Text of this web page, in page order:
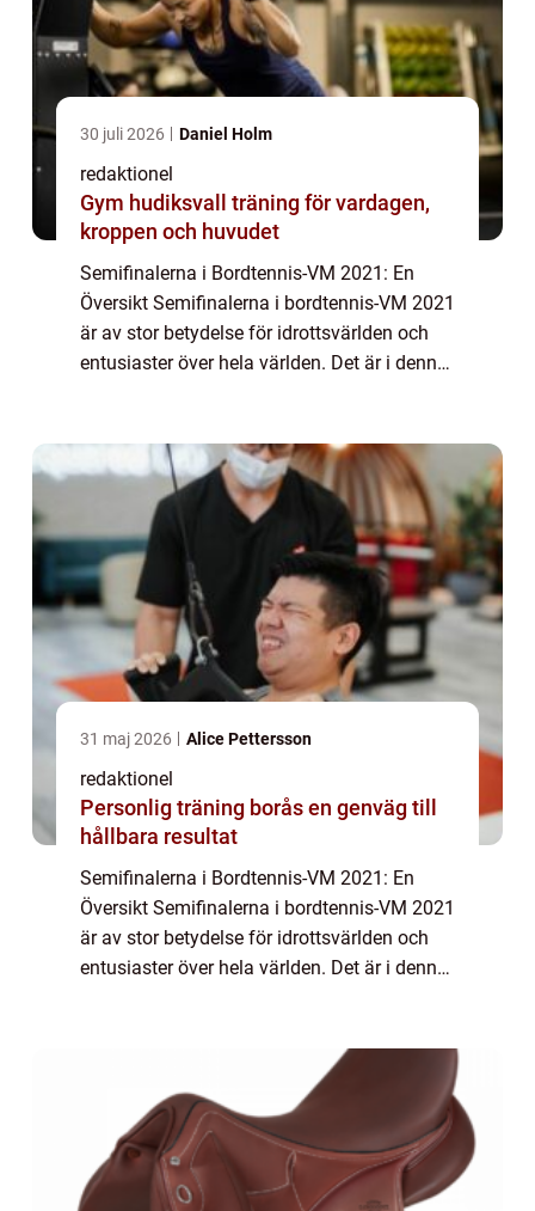
30 juli 2026 Daniel Holm
redaktionel
Gym hudiksvall träning för vardagen,
kroppen och huvudet
Semifinalerna i Bordtennis-VM 2021: En
Översikt Semifinalerna i bordtennis-VM 2021
är av stor betydelse för idrottsvärlden och
entusiaster över hela världen. Det är i denna
31 maj 2026 Alice Pettersson
redaktionel
Personlig träning borås en genväg till
hållbara resultat
Semifinalerna i Bordtennis-VM 2021: En
Översikt Semifinalerna i bordtennis-VM 2021
är av stor betydelse för idrottsvärlden och
entusiaster över hela världen. Det är i denna